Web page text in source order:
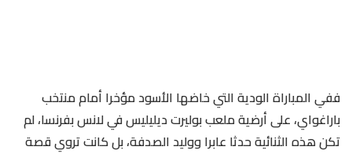
ففي المباراة الودية التي خاضها الأسود مؤخرا أمام منتخب
باراغواي، على أرضية ملعب بوليرت ديليليس في لانس بفرنسا، لم
تكن هذه الثنائية حدثا عابرا ووليد الصدفة، بل كانت تروي قصة